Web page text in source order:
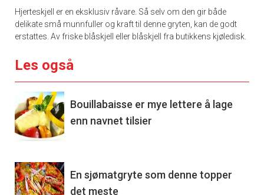
Hjerteskjell er en eksklusiv råvare. Så selv om den gir både
delikate små munnfuller og kraft til denne gryten, kan de godt
erstattes. Av friske blåskjell eller blåskjell fra butikkens kjøledisk.
Les også
Bouillabaisse er mye lettere å lage
enn navnet tilsier
En sjømatgryte som denne topper
det meste